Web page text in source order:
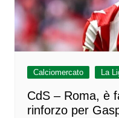
Calciomercato La
CdS – Roma, è
rinforzo per